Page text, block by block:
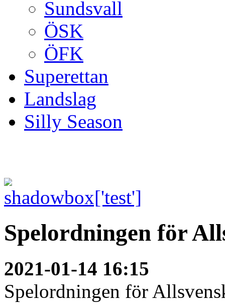
Sundsvall
ÖSK
ÖFK
Superettan
Landslag
Silly Season
Spelordningen för
2021-01-14 16:15
Spelordningen för